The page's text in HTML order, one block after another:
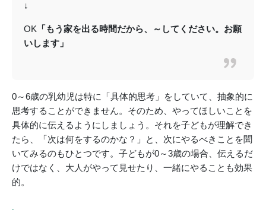
↓
OK 「もう家を出る時間だから、～してください。お願
いします」
0～6歳の乳幼児は特に「具体的思考」をしていて、抽象的に
思考することができません。そのため、やってほしいことを
具体的に伝えるようにしましょう。それを子どもが理解でき
たら、「次は何をするのかな？」と、次にやるべきことを聞
いてみるのもひとつです。子どもが0～3歳の場合、伝えるだ
けではなく、大人がやって見せたり、一緒にやることも効果
的。